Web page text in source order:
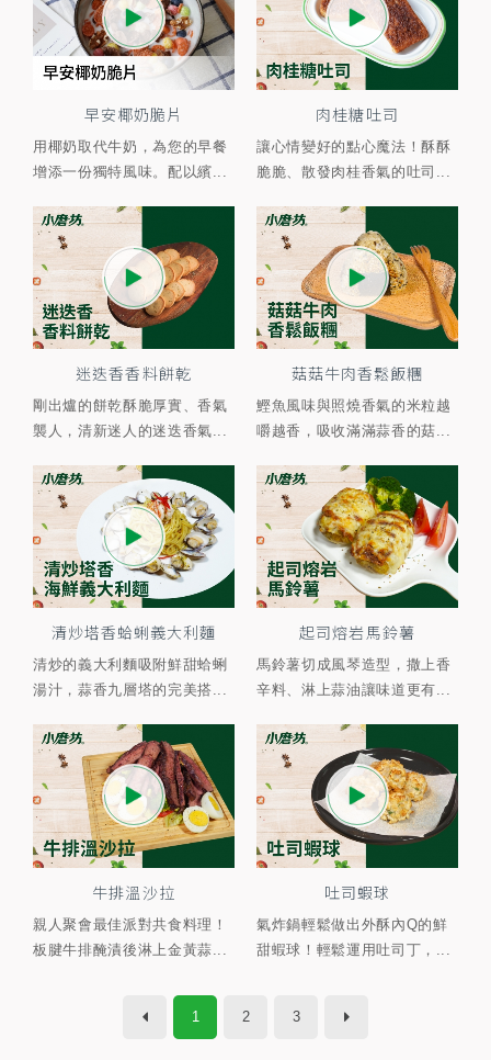
早安椰奶脆片
用椰奶取代牛奶，為您的早餐
增添一份獨特風味。配以繽...
肉桂糖吐司
讓心情變好的點心魔法！酥酥
脆脆、散發肉桂香氣的吐司...
迷迭香香料餅乾
剛出爐的餅乾酥脆厚實、香氣
襲人，清新迷人的迷迭香氣...
菇菇牛肉香鬆飯糰
鰹魚風味與照燒香氣的米粒越
嚼越香，吸收滿滿蒜香的菇...
清炒塔香蛤蜊義大利麵
清炒的義大利麵吸附鮮甜蛤蜊
湯汁，蒜香九層塔的完美搭...
起司熔岩馬鈴薯
馬鈴薯切成風琴造型，撒上香
辛料、淋上蒜油讓味道更有...
牛排溫沙拉
親人聚會最佳派對共食料理！
板腱牛排醃漬後淋上金黃蒜...
吐司蝦球
氣炸鍋輕鬆做出外酥內Q的鮮
甜蝦球！輕鬆運用吐司丁，...
1 2 3